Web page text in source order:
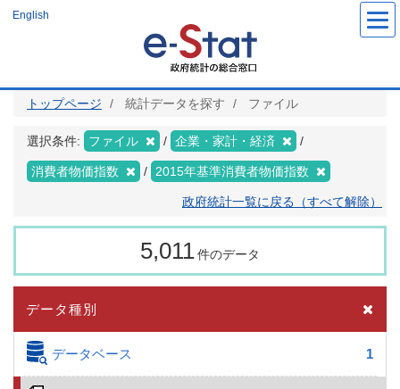
ツ
English
トップページ 統計データを探す ファイル
選択条件: ファイル 企業・家計・経済
消費者物価指数 2015年基準消費者物価指数
政府統計一覧に戻る（すべて解除）
5,011件のデータ
データ種別
データベース 1